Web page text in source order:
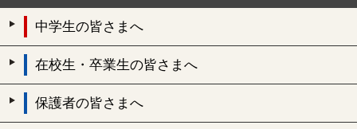
中学生の皆さまへ
在校生・卒業生の皆さまへ
保護者の皆さまへ